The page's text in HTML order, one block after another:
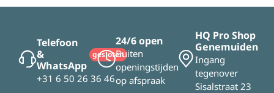
Telefoon
&
WhatsApp
gesloten
+31 6 50 26 36 46
24/6 open
Buiten
openingstijden
op afspraak
HQ Pro Shop
Genemuiden
Ingang
tegenover
Sisalstraat 23